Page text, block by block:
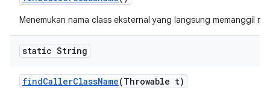
Menemukan nama class eksternal yang langsung memanggil
static String
findCallerClassName(Throwable t)